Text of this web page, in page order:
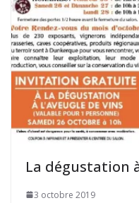
La dégustation
3 octobre 2019